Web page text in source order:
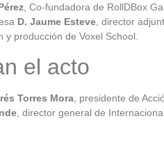
, Co-fundadora de RollDBox
D. Jaume Esteve , director
y producción de Voxel School.
el acto
Torres Mora, presidente de
, director general de